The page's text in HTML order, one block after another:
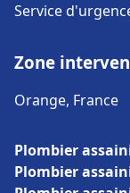
Service
Zone
Orange, France
Plombier
Plombier